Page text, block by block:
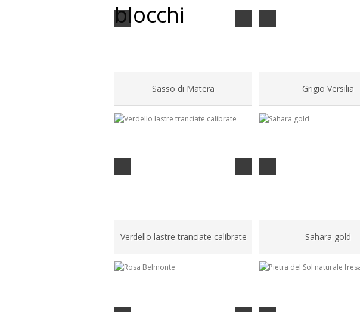
Sasso di Matera Grigio Versilia
Verdello lastre tranciate calibrate Sahara gold